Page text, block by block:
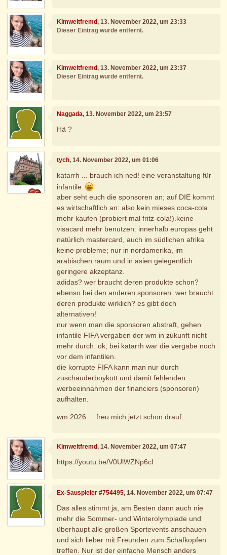
Kimweltfremd, 13. November 2022, um 23:33
Dieser Eintrag wurde entfernt.
Kimweltfremd, 13. November 2022, um 23:37
Dieser Eintrag wurde entfernt.
Naggada, 13. November 2022, um 23:57
Hä ?
tych, 14. November 2022, um 01:06
katarrh ... brauch ich ned! eine veranstaltung für
infantile
aber seht euch die sponsoren an; auf DIE kommt
es wirtschaftlich an: also kein mieses coca-cola
mehr kaufen (probiert mal fritz-cola!).keine
visacard mehr benutzen: innerhalb europas geht
natürlich mastercard, auch im südlichen afrika
keine probleme; nur in nordamerika, im
arabischen raum und in asien gelegentlich
geringere akzeptanz.
adidas? wer braucht deren produkte schon?
ebenso bei den anderen sponsoren: wer braucht
deren produkte wirklich? es gibt doch
alternativen!
nur wenn man die sponsoren abstraft, gehen
infantile FIFA vergaben der wm in zukunft nicht
mehr durch. ok, bei katarrh war die vergabe noch
vor dem infantilen.
die korrupte FIFA kann man nur durch
zuschauderboykott und damit fehlenden
werbeeinnahmen der financiers (sponsoren)
aufhalten.
wm 2026 ... freu mich jetzt schon drauf.
Kimweltfremd, 14. November 2022, um 07:47
https://youtu.be/V0UlWZNp6cI
Ex-Sauspieler #754495, 14. November 2022, um 07:47
Das alles stimmt ja, am Besten dann auch nie
mehr die Sommer- und Winterolympiade und
überhaupt alle großen Sportevents anschauen
und sich lieber mit Freunden zum Schafkopfen
treffen. Nur ist der einfache Mensch anders